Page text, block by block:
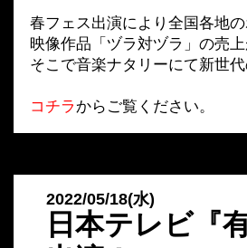
春フェス出演により全国各地
映像作品「ヅラ対ヅラ」の売
そこで音楽ナタリーにて新世
コチラ からご覧ください。
2022/05/18(水)
日本テレビ『